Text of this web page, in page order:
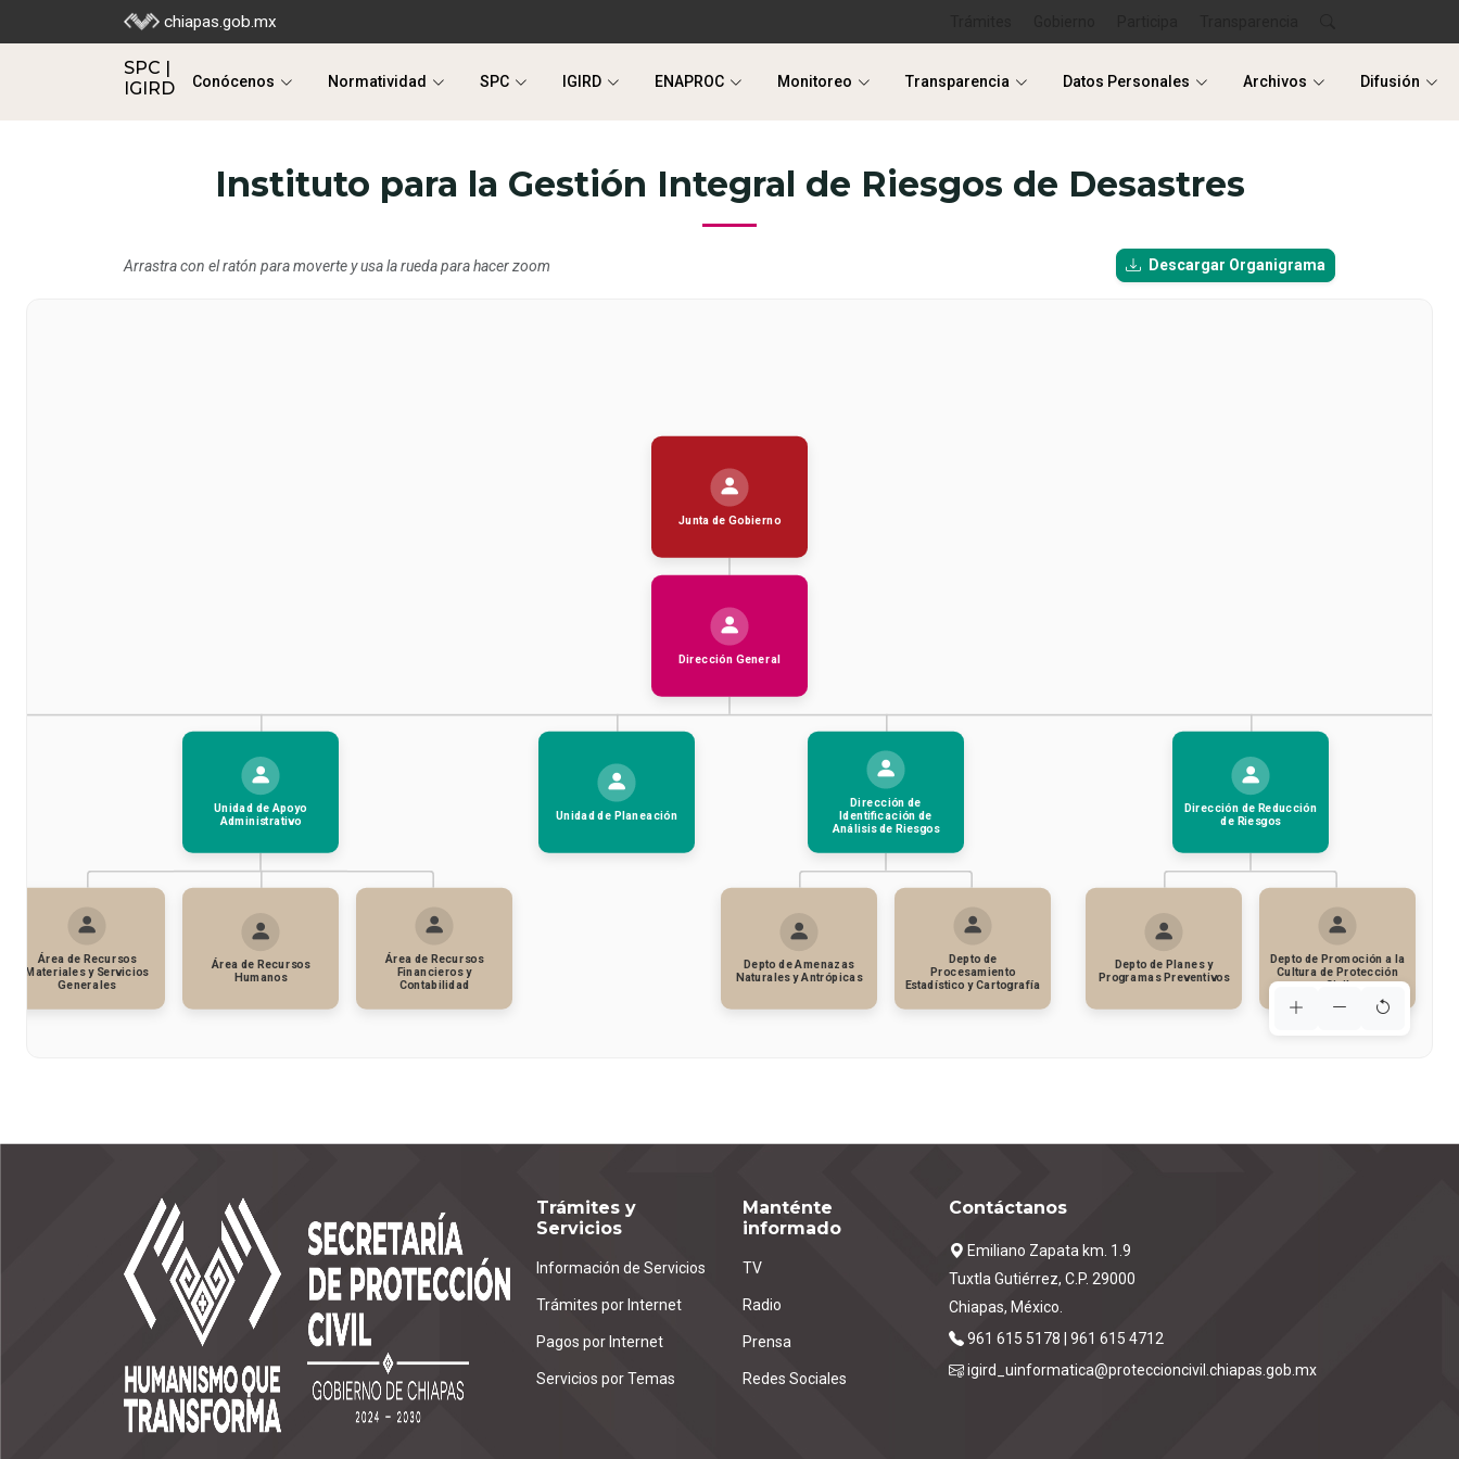
chiapas.gob.mx
SPC |
IGIRD
Conócenos Normatividad SPC IGIRD ENAPROC Monitoreo Transparencia Datos Personales Archivos Difusión
SPC |
IGIRD
Conócenos
Instituto para la Gestión Integral de Riesgos de Desastres
Arrastra con el ratón para moverte y usa la rueda para hacer zoom Descargar Organigrama
Junta de Gobierno
Dirección General
Unidad de Apoyo
Administrativo
Área de Recursos
Materiales y Servicios
Generales
Área de Recursos
Humanos
Área de Recursos
Financieros y
Contabilidad
Unidad de Planeación
Dirección de
Identificación de
Análisis de Riesgos
Depto de Amenazas
Naturales y Antrópicas
Depto de
Procesamiento
Estadístico y Cartografía
Dirección de Reducción
de Riesgos
Depto de Planes y
Programas Preventivos
Depto de Promoción a la
Cultura de Protección
Civil
Trámites y
Servicios
Información de Servicios
Trámites por Internet
Pagos por Internet
Servicios por Temas
Manténte
informado
TV
Radio
Prensa
Redes Sociales
Contáctanos
Emiliano Zapata km. 1.9
Tuxtla Gutiérrez, C.P. 29000
Chiapas, México.
961 615 5178 | 961 615 4712
igird_uinformatica@proteccioncivil.chiapas.gob.mx